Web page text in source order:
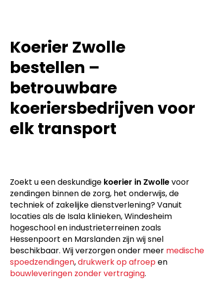
Koerier Zwolle
bestellen –
betrouwbare
koeriersbedrijven voor
elk transport
Zoekt u een deskundige koerier in Zwollevoor
zendingen binnen de zorg, het onderwijs, de
techniek of zakelijke dienstverlening? Vanuit
locaties als de Isala klinieken, Windesheim
hogeschool en industrieterreinen zoals
Hessenpoort en Marslanden zijn wij snel
beschikbaar. Wij verzorgen onder meer medische
spoedzendingen,drukwerk op afroepen
bouwleveringen zonder vertraging.